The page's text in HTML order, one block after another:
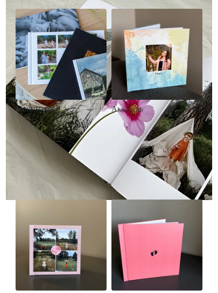
Минимализм
• Без декора
• Выбор цвета фона
• Загрузка фото и текста
Акварель
• Декор в стиле
акварельных красок
• Выбор цвета фона
• Загрузка фото и текста